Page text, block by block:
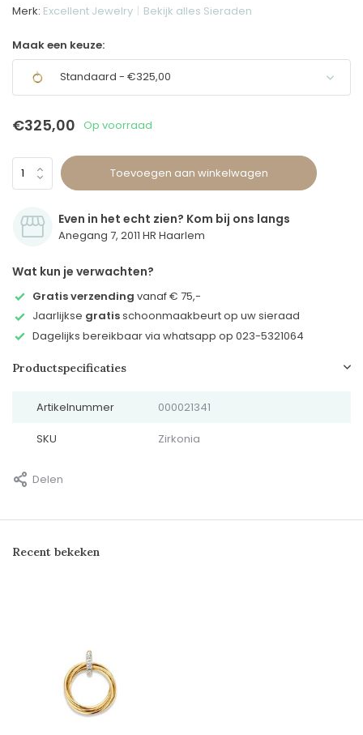
Merk: Excellent Jewelry Bekijk alles Sieraden
Maak een keuze:
Standaard - €325,00
€325,00 Op voorraad
Toevoegen aan winkelwagen
Even in het echt zien? Kom bij ons langs
Anegang 7, 2011 HR Haarlem
Wat kun je verwachten?
Gratis verzending vanaf € 75,-
Jaarlijkse gratisschoonmaakbeurt op uw sieraad
Dagelijks bereikbaar via whatsapp op 023-5321064
Productspecificaties
Artikelnummer 000021341
SKU Zirkonia
Delen
Recent bekeken